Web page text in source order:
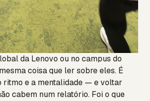
da Lenovo ou no campus do
coisa que ler sobre eles. É
ritmo e a mentalidade — e voltar
cabem num relatório. Foi o que